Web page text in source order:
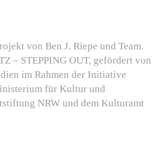
von Ben J. Riepe und Team.
– STEPPING OUT, gefördert von
im Rahmen der Initiative
für Kultur und
NRW und dem Kulturamt